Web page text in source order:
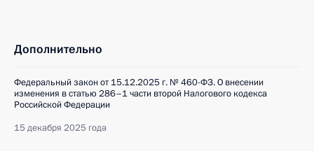
Дополнительно
Федеральный закон от 15.12.2025 г. № 460-ФЗ. О внесении
изменения в статью 286–1 части второй Налогового кодекса
Российской Федерации
15 декабря 2025 года